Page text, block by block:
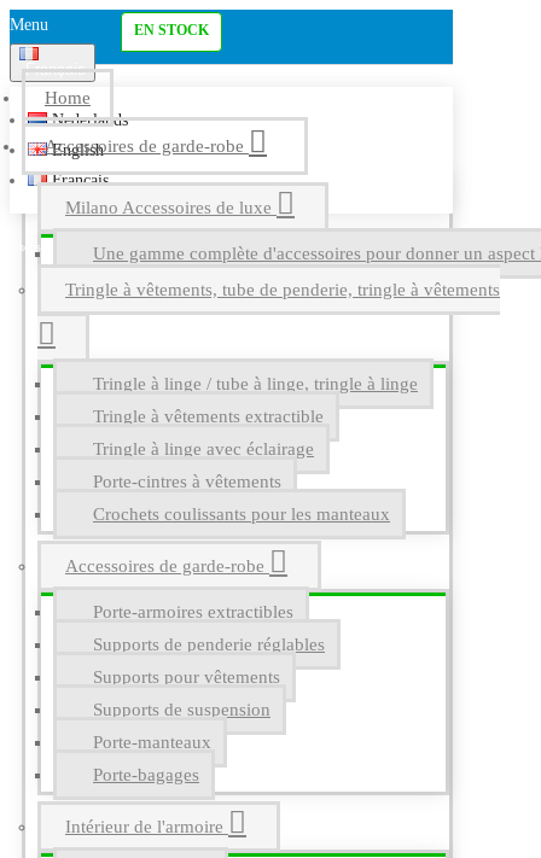
Menu
Français
Nederlands
English
Français
Home
Accessoires de garde-robe
Milano Accessoires de luxe
Une gamme complète d'accessoires pour donner un
Tringle à vêtements, tube de penderie, tringle à vêtements
Tringle à linge / tube à linge, tringle à linge
Tringle à vêtements extractible
Tringle à linge avec éclairage
Porte-cintres à vêtements
Crochets coulissants pour les manteaux
Accessoires de garde-robe
Porte-armoires extractibles
Supports de penderie réglables
Supports pour vêtements
Supports de suspension
Porte-manteaux
Porte-bagages
Intérieur de l'armoire
EN STOCK